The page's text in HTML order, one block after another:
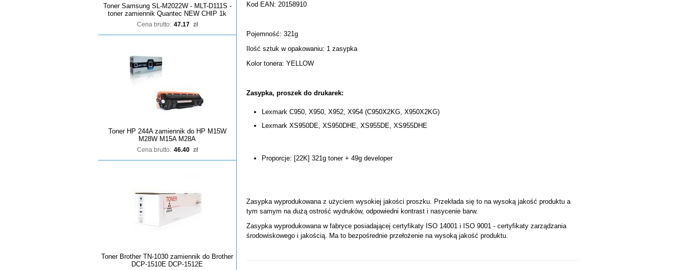
Toner Samsung SL-M2022W - MLT-D111S -
toner zamiennik Quantec NEW CHIP 1k
Cena brutto: 47.17 zł
Toner HP 244A zamiennik do HP M15W
M28W M15A M28A
Cena brutto: 46.40 zł
Toner Brother TN-1030 zamiennik do Brother
DCP-1510E DCP-1512E
Kod EAN: 20158910
Pojemność: 321g
Ilość sztuk w opakowaniu: 1 zasypka
Kolor tonera: YELLOW
Zasypka, proszek do drukarek:
Lexmark C950, X950, X952, X954 (C950X2KG, X950X2KG)
Lexmark XS950DE, XS950DHE, XS955DE, XS955DHE
Proporcje: [22K] 321g toner + 49g developer
Zasypka wyprodukowana z użyciem wysokiej jakości proszku. Przekłada się to na wysoką jakość produktu a
tym samym na dużą ostrość wydruków, odpowiedni kontrast i nasycenie barw.
Zasypka wyprodukowana w fabryce posiadającej certyfikaty ISO 14001 i ISO 9001 - certyfikaty zarządzania
środowiskowego i jakością. Ma to bezpośrednie przełożenie na wysoką jakość produktu.